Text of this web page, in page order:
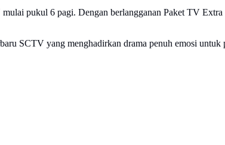
pukul 6 pagi. Dengan berlangganan Paket TV Extra
SCTV yang menghadirkan drama penuh emosi untuk